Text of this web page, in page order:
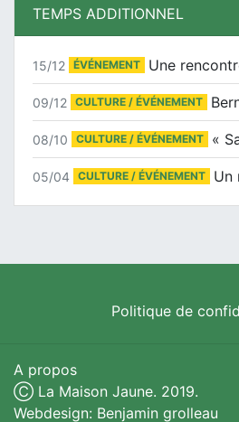
TEMPS ADDITIONNEL
15/12 ÉVÉNEMENT
09/12 CULTURE / ÉVÉNEMENT
08/10 CULTURE / ÉVÉNEMENT
05/04 CULTURE / ÉVÉNEMENT
Politique de
A propos
Ⓒ La Maison Jaune. 2019.
Webdesign: Benjamin grolleau